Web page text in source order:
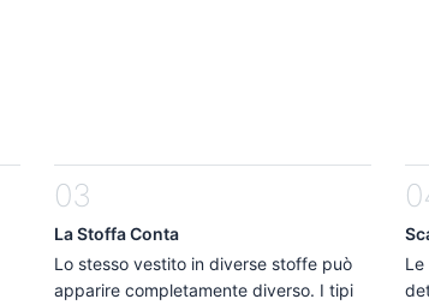
03
La Stoffa Conta
Lo stesso vestito in diverse stoffe può
apparire completamente diverso. I tipi
Le